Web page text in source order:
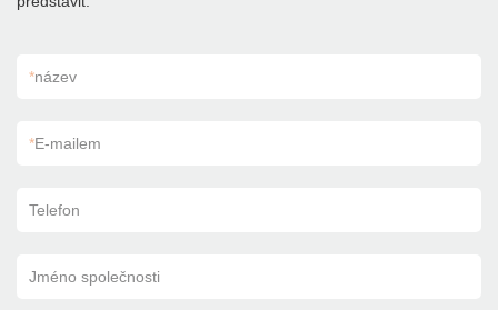
*název
*E-mailem
Telefon
Jméno společnosti